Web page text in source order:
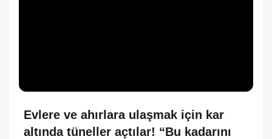
Evlere ve ahırlara ulaşmak için kar
altında tüneller açtılar! “Bu kadarını